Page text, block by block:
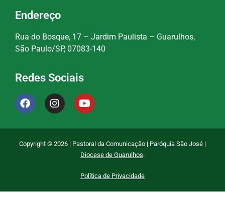
Endereço
Rua do Bosque, 17 – Jardim Paulista – Guarulhos,
São Paulo/SP, 07083-140
Redes Sociais
Copyright © 2026 | Pastoral da Comunicação | Paróquia São José |
Diocese de Guarulhos.
Política de Privacidade